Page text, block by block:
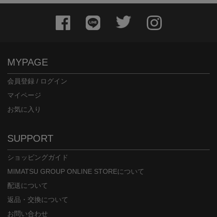
MYPAGE
会員登録 / ログイン
マイページ
お気に入り
SUPPORT
ショッピングガイド
MIMATSU GROUP ONLINE STOREについて
配送について
返品・交換について
お問い合わせ